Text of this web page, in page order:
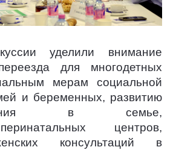
уделили внимание
для многодетных
мерам социальной
и беременных, развитию
в семье,
центров,
консультаций в